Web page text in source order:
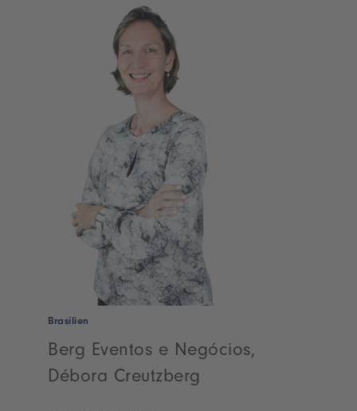
Brasilien
Berg Eventos e Negócios,
Débora Creutzberg